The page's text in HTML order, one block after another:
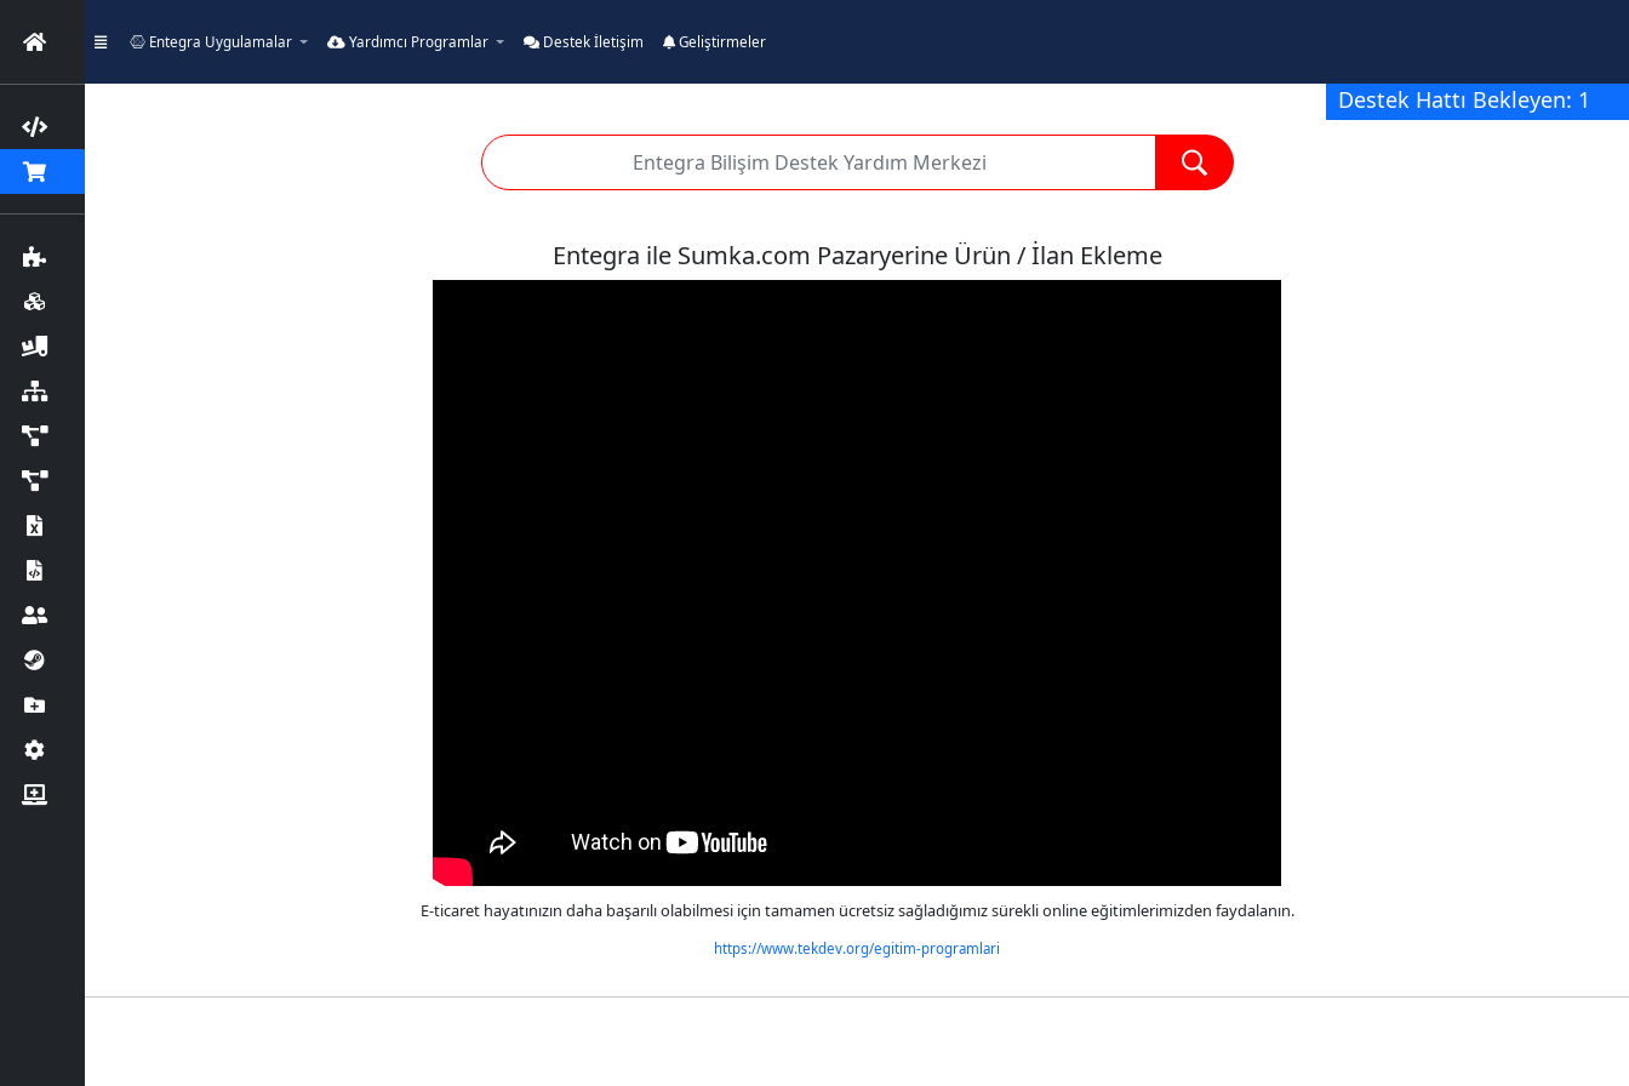
Entegra Uygulamalar Yardımcı Programlar Destek İletişim Geliştirmeler
Destek Hattı Bekleyen: 1
Entegra ile Sumka.com Pazaryerine Ürün / İlan Ekleme
E-ticaret hayatınızın daha başarılı olabilmesi için tamamen ücretsiz sağladığımız sürekli online eğitimlerimizden faydalanın.
https://www.tekdev.org/egitim-programlari